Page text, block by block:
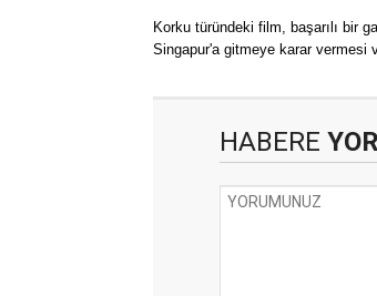
Korku türündeki film, başarılı bir
Singapur'a gitmeye karar vermesi
HABERE